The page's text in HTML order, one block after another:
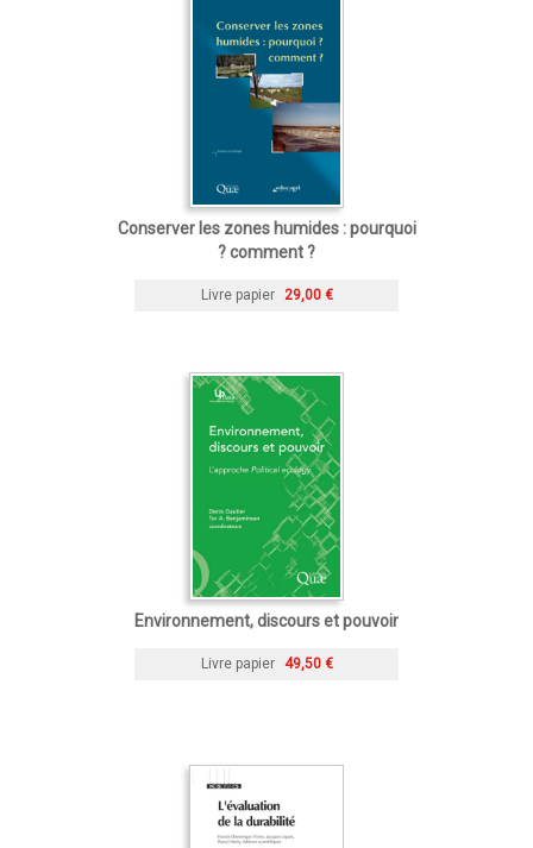
Conserver les zones humides : pourquoi
? comment ?
Livre papier 29,00 €
Environnement, discours et pouvoir
Livre papier 49,50 €